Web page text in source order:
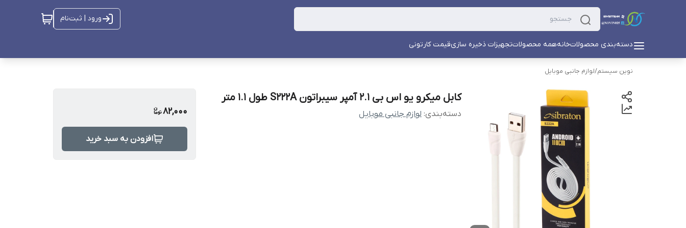
ورود | ثبت‌نام
دسته‌بندی محصولاتخانههمه محصولاتتجهیزات ذخیره سازیقیمت کارتونی
نوین سیستم/لوازم جانبی موبایل
کابل میکرو یو اس بی 2.1 آمپر سیبراتون S222A طول 1.1 متر
دسته‌بندی: لوازم جانبی موبایل 82,000
افزودن به سبد خرید